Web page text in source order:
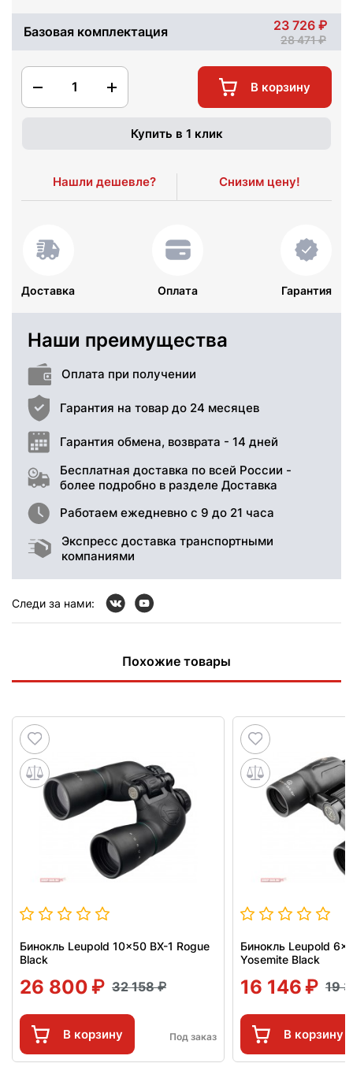
Базовая комплектация 23 726
28 471
1 В корзину
Купить в 1 клик
Нашли дешевле? Снизим цену!
Доставка Оплата Гарантия
Наши преимущества
Оплата при получении
Гарантия на товар до 24 месяцев
Гарантия обмена, возврата - 14 дней
Бесплатная доставка по всей России -
более подробно в разделе Доставка
Работаем ежедневно с 9 до 21 часа
Экспресс доставка транспортными
компаниями
Следи за нами:
Похожие товары
Бинокль Leupold 10x50 BX-1 Rogue
Black
26 800 32 158
В корзину Под заказ
Бинокль Leupold
Yosemite Black
16 146 19
В корзину